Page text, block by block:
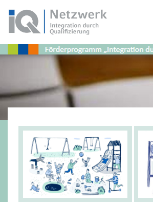
Schlagwort:
pädagogische
Fachkräfte